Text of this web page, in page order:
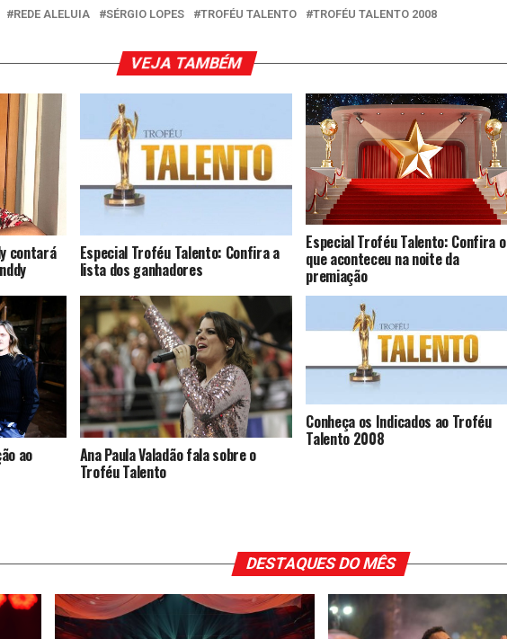
REDE ALELUIA SÉRGIO LOPES TROFÉU TALENTO TROFÉU TALENTO 2008
VEJA TAMBÉM
contará Especial Troféu Talento: Confira a
lista dos ganhadores
Especial Troféu Talento: Confira o
que aconteceu na noite da
premiação
ao Ana Paula Valadão fala sobre o
Troféu Talento
Conheça os Indicados ao Troféu
Talento 2008
DESTAQUES DO MÊS